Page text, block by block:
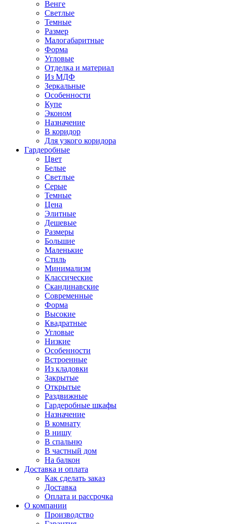
Венге
Светлые
Темные
Размер
Малогабаритные
Форма
Угловые
Отделка и материал
Из МДФ
Зеркальные
Особенности
Купе
Эконом
Назначение
В коридор
Для узкого коридора
Гардеробные
Цвет
Белые
Светлые
Серые
Темные
Цена
Элитные
Дешевые
Размеры
Большие
Маленькие
Стиль
Минимализм
Классические
Скандинавские
Современные
Форма
Высокие
Квадратные
Угловые
Низкие
Особенности
Встроенные
Из кладовки
Закрытые
Открытые
Раздвижные
Гардеробные шкафы
Назначение
В комнату
В нишу
В спальню
В частный дом
На балкон
Доставка и оплата
Как сделать заказ
Доставка
Оплата и рассрочка
О компании
Производство